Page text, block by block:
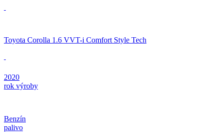
Toyota Corolla 1.6 VVT-i Comfort Style Tech
2020
rok výroby
Benzín
palivo